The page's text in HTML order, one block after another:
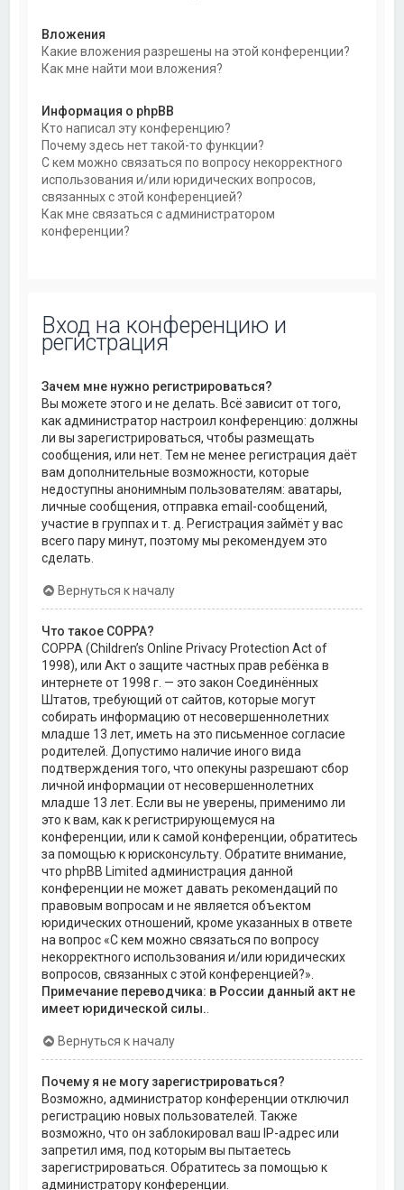
Вложения
Какие вложения разрешены на этой конференции?
Как мне найти мои вложения?
Информация о phpBB
Кто написал эту конференцию?
Почему здесь нет такой-то функции?
С кем можно связаться по вопросу некорректного
использования и/или юридических вопросов,
связанных с этой конференцией?
Как мне связаться с администратором
конференции?
Вход на конференцию и
регистрация
Зачем мне нужно регистрироваться?
Вы можете этого и не делать. Всё зависит от того,
как администратор настроил конференцию: должны
ли вы зарегистрироваться, чтобы размещать
сообщения, или нет. Тем не менее регистрация даёт
вам дополнительные возможности, которые
недоступны анонимным пользователям: аватары,
личные сообщения, отправка email-сообщений,
участие в группах и т. д. Регистрация займёт у вас
всего пару минут, поэтому мы рекомендуем это
сделать.
Вернуться к началу
Что такое COPPA?
COPPA (Children’s Online Privacy Protection Act of
1998), или Акт о защите частных прав ребёнка в
интернете от 1998 г. — это закон Соединённых
Штатов, требующий от сайтов, которые могут
собирать информацию от несовершеннолетних
младше 13 лет, иметь на это письменное согласие
родителей. Допустимо наличие иного вида
подтверждения того, что опекуны разрешают сбор
личной информации от несовершеннолетних
младше 13 лет. Если вы не уверены, применимо ли
это к вам, как к регистрирующемуся на
конференции, или к самой конференции, обратитесь
за помощью к юрисконсульту. Обратите внимание,
что phpBB Limited администрация данной
конференции не может давать рекомендаций по
правовым вопросам и не является объектом
юридических отношений, кроме указанных в ответе
на вопрос «С кем можно связаться по вопросу
некорректного использования и/или юридических
вопросов, связанных с этой конференцией?».
Примечание переводчика: в России данный акт не
имеет юридической силы.
Вернуться к началу
Почему я не могу зарегистрироваться?
Возможно, администратор конференции отключил
регистрацию новых пользователей. Также
возможно, что он заблокировал ваш IP-адрес или
запретил имя, под которым вы пытаетесь
зарегистрироваться. Обратитесь за помощью к
администратору конференции.